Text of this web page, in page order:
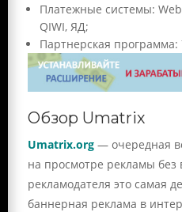
Платежные системы:
QIWI, ЯД;
Партнерская программа:
Обзор Umatrix
Umatrix.org— очередная
на просмотре рекламы
рекламодателя это самая
баннерная реклама в